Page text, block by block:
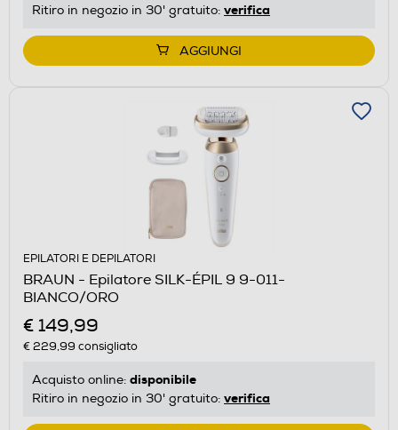
Ritiro in negozio in 30' gratuito: verifica
AGGIUNGI
EPILATORI E DEPILATORI
BRAUN - Epilatore SILK-ÉPIL 9 9-011-
BIANCO/ORO
€ 149,99
€ 229,99 consigliato
Acquisto online: disponibile
Ritiro in negozio in 30' gratuito: verifica